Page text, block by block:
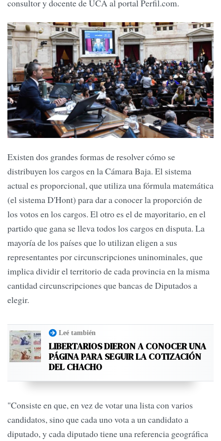
consultor y docente de UCA al portal Perfil.com.
Existen dos grandes formas de resolver cómo se
distribuyen los cargos en la Cámara Baja. El sistema
actual es proporcional, que utiliza una fórmula matemática
(el sistema D'Hont) para dar a conocer la proporción de
los votos en los cargos. El otro es el de mayoritario, en el
partido que gana se lleva todos los cargos en disputa. La
mayoría de los países que lo utilizan eligen a sus
representantes por circunscripciones uninominales, que
implica dividir el territorio de cada provincia en la misma
cantidad circunscripciones que bancas de Diputados a
elegir.
Leé también
LIBERTARIOS DIERON A CONOCER UNA
PÁGINA PARA SEGUIR LA COTIZACIÓN
DEL CHACHO
"Consiste en que, en vez de votar una lista con varios
candidatos, sino que cada uno vota a un candidato a
diputado, y cada diputado tiene una referencia geográfica